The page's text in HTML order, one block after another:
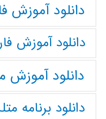
دانلود آموزش
دانلود آموزش
دانلود آموزش
دانلود برنامه